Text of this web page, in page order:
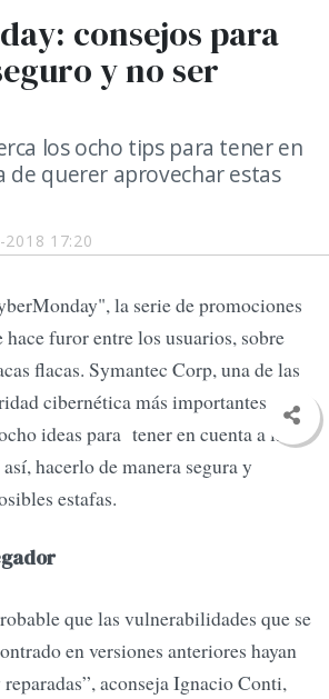
2018 17:20
consejos para
y no ser
los ocho tips para tener en
de querer aprovechar estas
la serie de promociones
furor entre los usuarios, sobre
flacas. Symantec Corp, una de las
cibernética más importantes del
ideas para tener en cuenta a la
hacerlo de manera segura y
estafas.
que las vulnerabilidades que se
en versiones anteriores hayan
aconseja Ignacio Conti,